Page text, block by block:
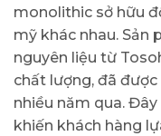
monolithic sở hữu
mỹ khác nhau. Sản
nguyên liệu từ
chất lượng, đã
nhiều năm qua.
khiến khách hàng